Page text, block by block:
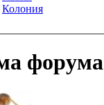
Колония